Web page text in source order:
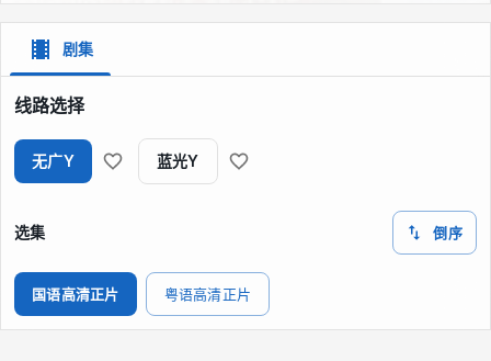
剧集
线路选择
无广Y 蓝光Y
选集 倒序
国语高清正片 粤语高清正片